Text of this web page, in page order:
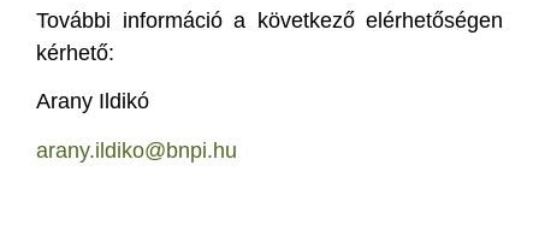
További információ a következő elérhetőségen
kérhető:
Arany Ildikó
arany.ildiko@bnpi.hu